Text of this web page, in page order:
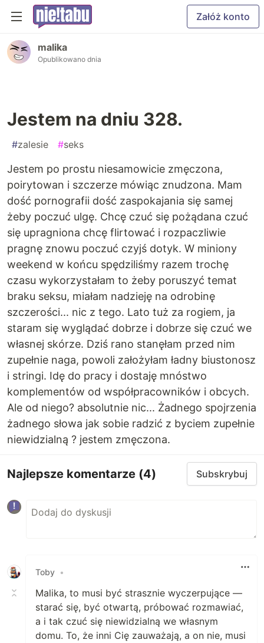
Załóż konto
malika
Opublikowano dnia
Jestem na dniu 328.
#zalesie #seks
Jestem po prostu niesamowicie zmęczona,
poirytowan i szczerze mówiąc znudzona. Mam
dość pornografii dość zaspokajania się samej
żeby poczuć ulgę. Chcę czuć się pożądana czuć
się upragniona chcę flirtować i rozpaczliwie
pragnę znowu poczuć czyjś dotyk. W miniony
weekend w końcu spędziliśmy razem trochę
czasu wykorzystałam to żeby poruszyć temat
braku seksu, miałam nadzieję na odrobinę
szczerości... nic z tego. Lato tuż za rogiem, ja
staram się wyglądać dobrze i dobrze się czuć we
własnej skórze. Dziś rano stanęłam przed nim
zupełnie naga, powoli założyłam ładny biustonosz
i stringi. Idę do pracy i dostaję mnóstwo
komplementów od współpracowników i obcych.
Ale od niego? absolutnie nic... Żadnego spojrzenia
żadnego słowa jak sobie radzić z byciem zupełnie
niewidzialną ? jestem zmęczona.
Najlepsze komentarze (4) Subskrybuj
Toby •
Malika, to musi być strasznie wyczerpujące —
starać się, być otwartą, próbować rozmawiać,
a i tak czuć się niewidzialną we własnym
domu. To, że inni Cię zauważają, a on nie, musi